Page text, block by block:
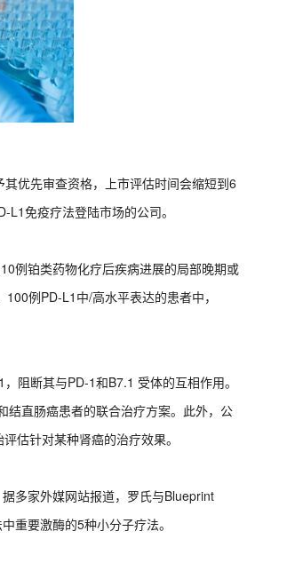
优先审查资格，上市评估时间会缩短到6
免疫疗法登陆市场的公司。
例铂类药物化疗后疾病进展的局部晚期或
例PD-L1中/高水平表达的患者中，
阻断其与PD-1和B7.1 受体的互相作用。
结直肠癌患者的联合治疗方案。此外，公
估针对某种肾癌的治疗效果。
多家外媒网站报道，罗氏与Blueprint
重要激酶的5种小分子疗法。